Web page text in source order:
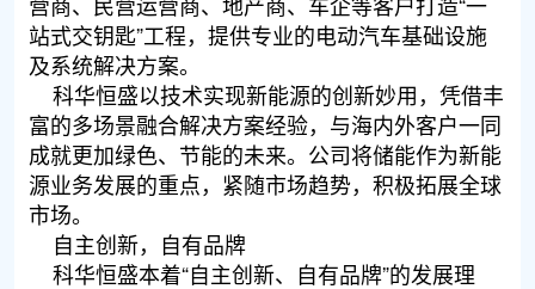
站式交钥匙”工程，提供专业的电动汽车基础设施
及系统解决方案。
科华恒盛以技术实现新能源的创新妙用，凭借丰
富的多场景融合解决方案经验，与海内外客户一同
成就更加绿色、节能的未来。公司将储能作为新能
源业务发展的重点，紧随市场趋势，积极拓展全球
市场。
自主创新，自有品牌
科华恒盛本着“自主创新、自有品牌”的发展理